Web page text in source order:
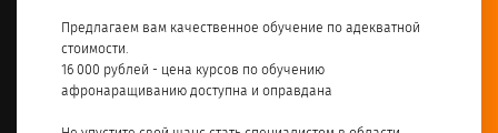
Предлагаем вам качественное обучение по адекватной
стоимости.
16 000 рублей - цена курсов по обучению
афронаращиванию доступна и оправдана